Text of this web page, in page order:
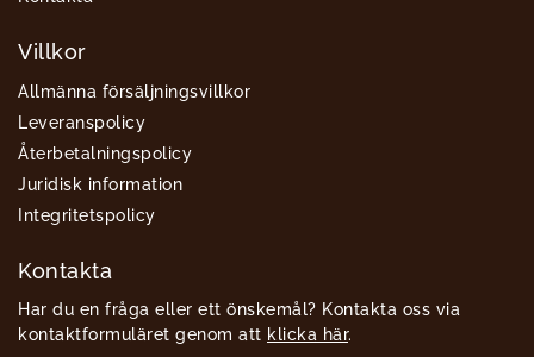
Villkor
Allmänna försäljningsvillkor
Leveranspolicy
Återbetalningspolicy
Juridisk information
Integritetspolicy
Kontakta
Har du en fråga eller ett önskemål? Kontakta oss via
kontaktformuläret genom att klicka här.